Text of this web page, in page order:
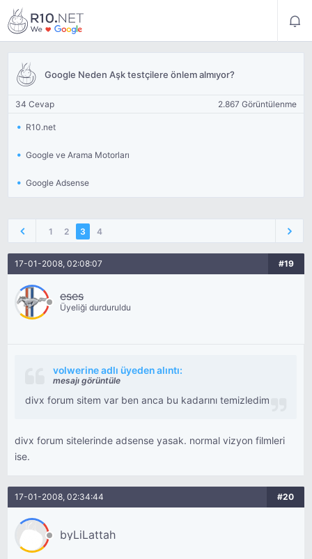
Google Neden Aşk testçilere önlem almıyor?
34 Cevap 2.867 Görüntülenme
R10.net
Google ve Arama Motorları
Google Adsense
1 2 3 4
17-01-2008, 02:08:07 #19
eses
Üyeliği durduruldu
volwerine adlı üyeden alıntı:
mesajı görüntüle
divx forum sitem var ben anca bu kadarını temizledim
divx forum sitelerinde adsense yasak. normal vizyon filmleri
ise.
17-01-2008, 02:34:44 #20
byLiLattah